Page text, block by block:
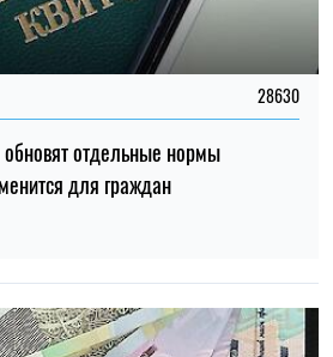
28630
обновят отдельные нормы
для граждан